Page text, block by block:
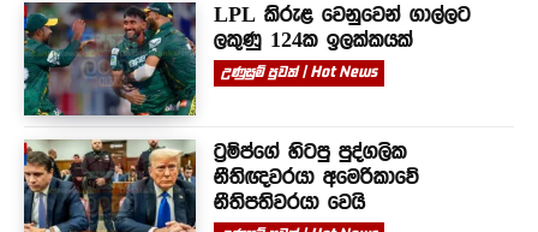
LPL කිරුළ වෙනුවෙන් ගාල්ලට
ලකුණු 124ක ඉලක්කයක්
උණුසුම් පුවත් | Hot News
ට්‍රම්ප්ගේ හිටපු පුද්ගලික
නීතිඥවරයා අමෙරිකාවේ
නීතිපතිවරයා වෙයි